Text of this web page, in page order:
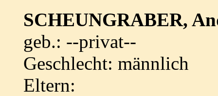
SCHEUNGRABER,
geb.: --privat--
Geschlecht: männlich
Eltern: